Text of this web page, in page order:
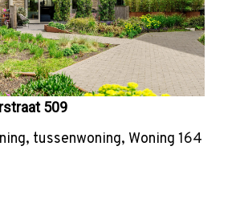
509
, tussenwoning, Woning 164